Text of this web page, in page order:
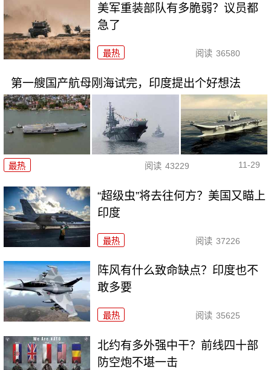
美军重装部队有多脆弱？议员都
急了
最热 阅读 36580
第一艘国产航母刚海试完，印度提出个好想法
最热 阅读 43229 11-29
“超级虫”将去往何方？美国又瞄上
印度
最热 阅读 37226
阵风有什么致命缺点？印度也不
敢多要
最热 阅读 35625
北约有多外强中干？前线四十部
防空炮不堪一击